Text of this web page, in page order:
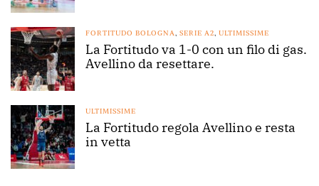
FORTITUDO BOLOGNA, SERIE A2, ULTIMISSIME
La Fortitudo va 1-0 con un filo di gas.
Avellino da resettare.
ULTIMISSIME
La Fortitudo regola Avellino e resta
in vetta